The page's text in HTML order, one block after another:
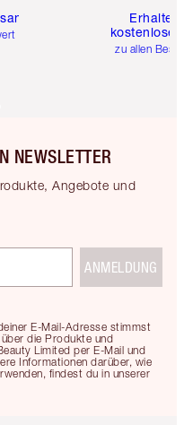
Erhalte
kostenlose
zu allen
NEWSLETTER
Angebote und
E-Mail-Adresse stimmst
die Produkte und
Limited per E-Mail und
Informationen darüber, wie
findest du in unserer
ANMELDUNG